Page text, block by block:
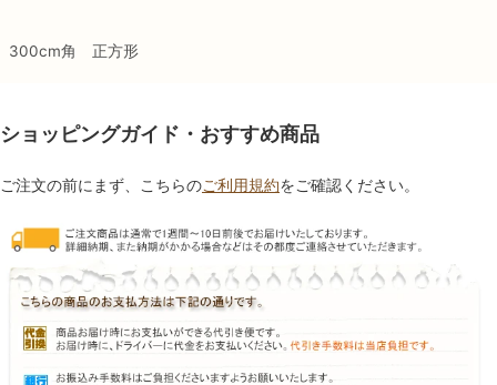
300cm角 正方形
ショッピングガイド・おすすめ商品
ご注文の前にまず、こちらのご利用規約をご確認ください。